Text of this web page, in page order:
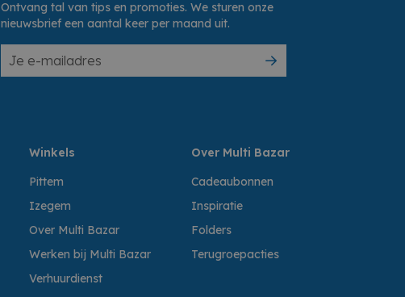
Ontvang tal van tips en promoties. We sturen onze
nieuwsbrief een aantal keer per maand uit.
Winkels
Pittem
Izegem
Over Multi Bazar
Werken bij Multi Bazar
Verhuurdienst
Over Multi Bazar
Cadeaubonnen
Inspiratie
Folders
Terugroepacties